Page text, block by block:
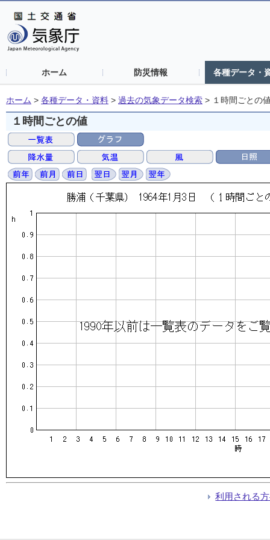
ホーム 防災情報 各種データ・
ホーム > 各種データ・資料 > 過去の気象データ検索 > １時間ごとの
１時間ごとの値
利用される